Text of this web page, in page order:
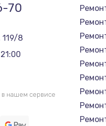
70
119/8
в нашем сервисе